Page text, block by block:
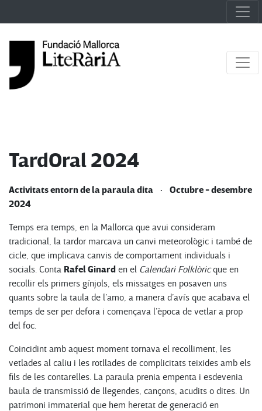
TardOral 2024
Activitats entorn de la paraula dita · Octubre - desembre
2024
Temps era temps, en la Mallorca que avui consideram
tradicional, la tardor marcava un canvi meteorològic i també de
cicle, que implicava canvis de comportament individuals i
socials. Conta Rafel Ginard en el Calendari Folklòricque en
recollir els primers gínjols, els missatges en posaven uns
quants sobre la taula de l’amo, a manera d’avís que acabava el
temps de ser per defora i començava l’època de vetlar a prop
del foc.
Coincidint amb aquest moment tornava el recolliment, les
vetlades al caliu i les rotllades de complicitats teixides amb els
fils de les contarelles. La paraula prenia empenta i esdevenia
baula de transmissió de llegendes, cançons, acudits o dites. Un
patrimoni immaterial que hem heretat de generació en